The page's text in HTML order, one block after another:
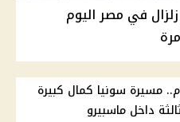
في مصر اليوم
مسيرة سونيا كمال كبيرة
داخل ماسبيرو